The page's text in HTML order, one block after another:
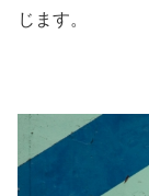
じます。